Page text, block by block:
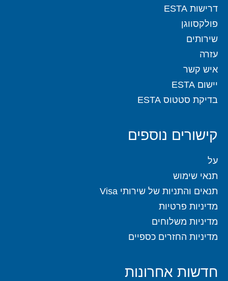
דרישות ESTA
פולקסווגן
שירותים
עזרה
איש קשר
יישום ESTA
בדיקת סטטוס ESTA
קישורים נוספים
על
תנאי שימוש
תנאים והתניות של שירותי Visa
מדיניות פרטיות
מדיניות משלוחים
מדיניות החזרים כספיים
חדשות אחרונות